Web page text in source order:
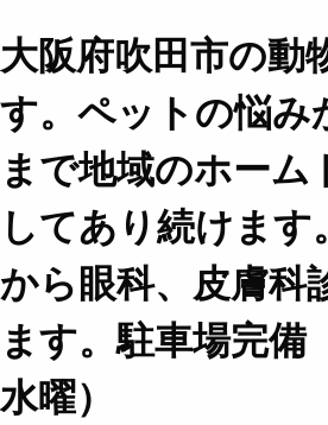
大阪府吹田市の動
す。ペットの悩み
まで地域のホーム
してあり続けます
から眼科、皮膚科
ます。駐車場完備
水曜）